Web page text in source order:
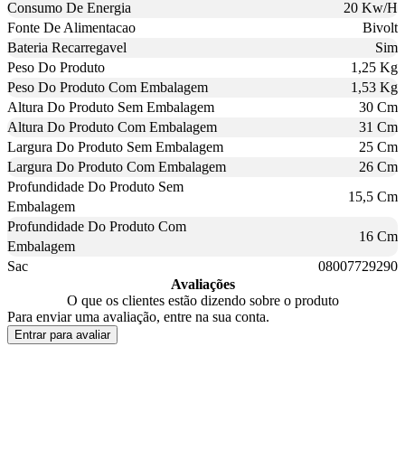
Consumo De Energia
20 Kw/H
Fonte De Alimentacao
Bivolt
Bateria Recarregavel
Sim
Peso Do Produto
1,25 Kg
Peso Do Produto Com Embalagem
1,53 Kg
Altura Do Produto Sem Embalagem
30 Cm
Altura Do Produto Com Embalagem
31 Cm
Largura Do Produto Sem Embalagem
25 Cm
Largura Do Produto Com Embalagem
26 Cm
Profundidade Do Produto Sem
Embalagem
15,5 Cm
Profundidade Do Produto Com
Embalagem
16 Cm
Sac
08007729290
Avaliações
O que os clientes estão dizendo sobre o produto
Para enviar uma avaliação, entre na sua conta.
Entrar para avaliar